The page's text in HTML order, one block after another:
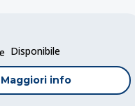
Disponibile
Maggiori info